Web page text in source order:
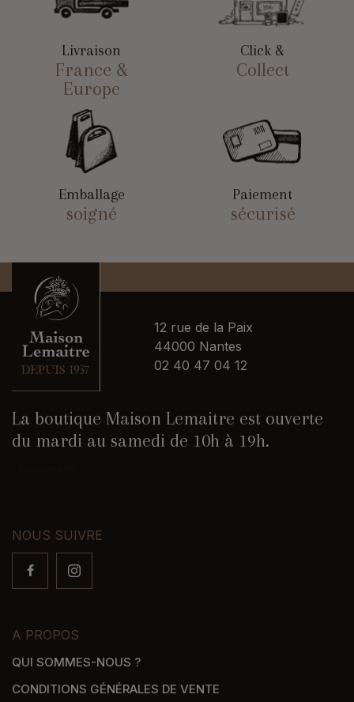
Livraison
France &
Europe
Click &
Collect
Emballage
soigné
Paiement
sécurisé
12 rue de la Paix
44000 Nantes
02 40 47 04 12
La boutique Maison Lemaitre est ouverte
du mardi au samedi de 10h à 19h.
NOUS SUIVRE
A PROPOS
QUI SOMMES-NOUS ?
CONDITIONS GÉNÉRALES DE VENTE